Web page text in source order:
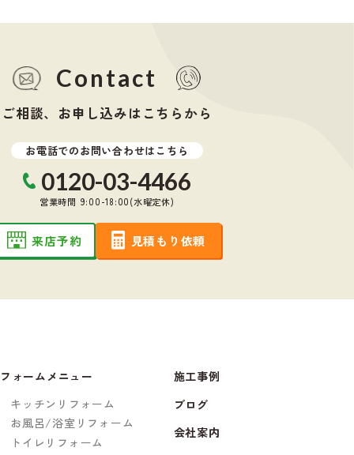
Contact
ご相談、お申し込みはこちらから
お電話でのお問い合わせはこちら
0120-03-4466
営業時間 9:00-18:00(水曜定休)
来店予約 見積もり依頼
ォームメニュー
キッチンリフォーム
お風呂/浴室リフォーム
トイレリフォーム
施工事例
ブログ
会社案内